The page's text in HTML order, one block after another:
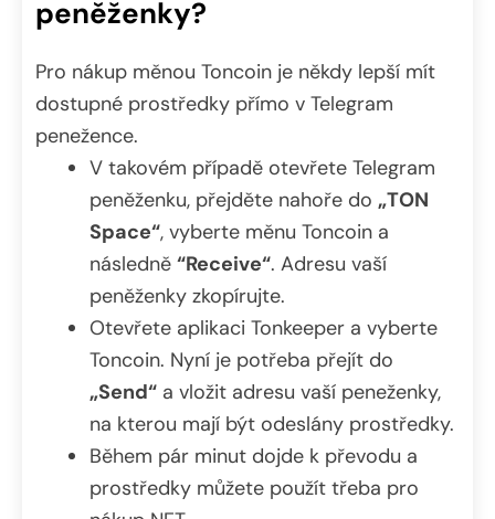
peněženky?
Pro nákup měnou Toncoin je někdy lepší mít
dostupné prostředky přímo v Telegram
penežence.
V takovém případě otevřete Telegram
peněženku, přejděte nahoře do „TON
Space“, vyberte měnu Toncoin a
následně “Receive“. Adresu vaší
peněženky zkopírujte.
Otevřete aplikaci Tonkeeper a vyberte
Toncoin. Nyní je potřeba přejít do
„Send“ a vložit adresu vaší peneženky,
na kterou mají být odeslány prostředky.
Během pár minut dojde k převodu a
prostředky můžete použít třeba pro